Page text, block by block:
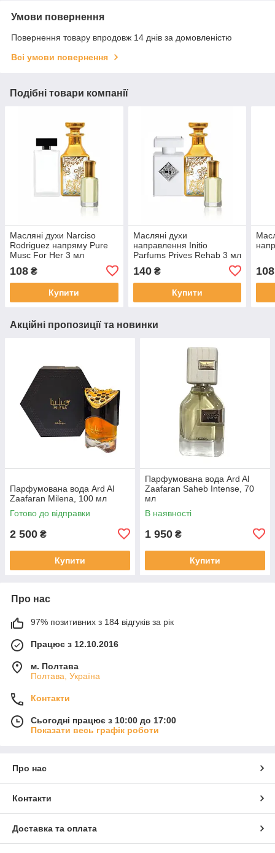
Умови повернення
Повернення товару впродовж 14 днів за домовленістю
Всі умови повернення
Подібні товари компанії
Масляні духи Narciso
Rodriguez напряму Pure
Musc For Her 3 мл
108 ₴
Купити
Масляні духи
направлення Initio
Parfums Prives Rehab 3 мл
140₴
Купити
108
Акційні пропозиції та новинки
Парфумована вода Ard Al
Zaafaran Milena, 100 мл
Готово до відправки
2 500 ₴
Купити
Парфумована вода Ard Al
Zaafaran Saheb Intense, 70
мл
В наявності
1 950 ₴
Купити
Про нас
97% позитивних з 184 відгуків за рік
Працює з 12.10.2016
м. Полтава
Полтава, Україна
Контакти
Сьогодні працює з 10:00 до 17:00
Показати весь графік роботи
Про нас
Контакти
Доставка та оплата